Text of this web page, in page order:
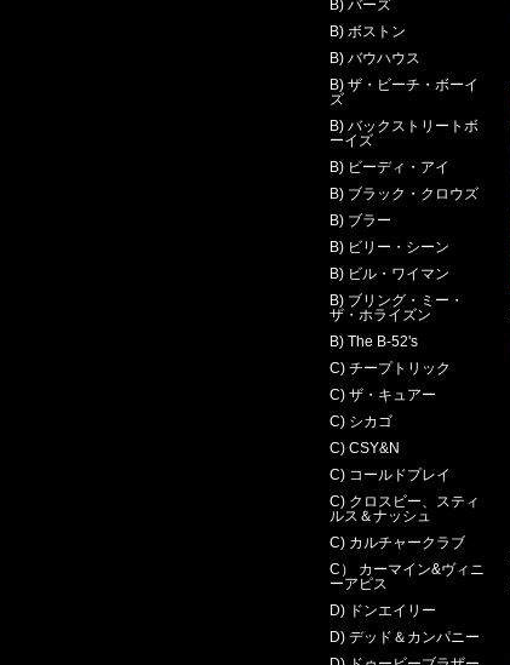
B) バーズ
B) ボストン
B) バウハウス
B) ザ・ビーチ・ボーイ
ズ
B) バックストリートボ
ーイズ
B) ビーディ・アイ
B) ブラック・クロウズ
B) ブラー
B) ビリー・シーン
B) ビル・ワイマン
B) ブリング・ミー・
ザ・ホライズン
B) The B-52's
C) チープトリック
C) ザ・キュアー
C) シカゴ
C) CSY&N
C) コールドプレイ
C) クロスビー、スティ
ルス＆ナッシュ
C) カルチャークラブ
C） カーマイン&ヴィニ
ーアピス
D) ドンエイリー
D) デッド＆カンパニー